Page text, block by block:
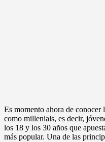
Es momento ahora de conocer
como millenials, es decir,
los 18 y los 30 años que
más popular. Una de las